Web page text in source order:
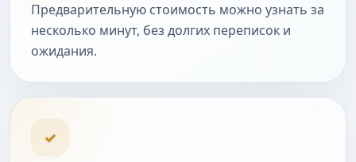
Предварительную стоимость можно узнать за
несколько минут, без долгих переписок и
ожидания.
✓